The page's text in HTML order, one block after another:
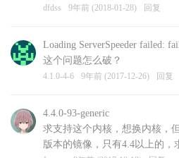
dfdss 9年前 (2018-01-28) 回复
Loading ServerSpeeder failed:
这个问题怎么破？
4.1.0-4-6 9年前 (2017-12-26) 回复
4.4.0-93-generic
求支持这个内核，想换内核，
版本的镜像，只有4.4以上的，